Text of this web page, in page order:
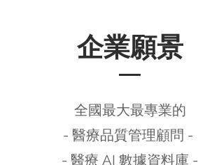
​企業願景
全國最大最專業的
- 醫療品質管理顧問 -
- 醫療 AI 數據資料庫 -